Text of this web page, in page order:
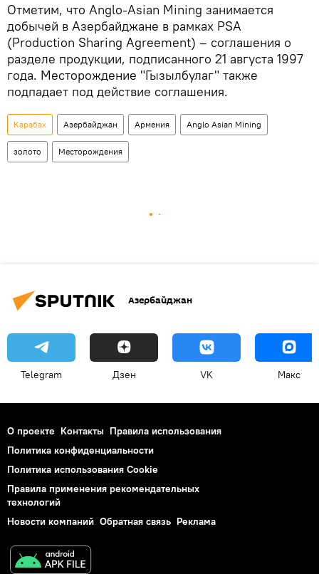
Отметим, что Anglo-Asian Mining занимается
добычей в Азербайджане в рамках PSA
(Production Sharing Agreement) – соглашения о
разделе продукции, подписанного 21 августа 1997
года. Месторождение "Гызылбулаг" также
подпадает под действие соглашения.
Карабах Азербайджан Армения Anglo Asian Mining
золото Месторождения
Азербайджан
Telegram Дзен VK Макс
О проекте Контакты Правила использования
Политика конфиденциальности
Политика использования Cookie
Правила применения рекомендательных
технологий
Новости компаний Обратная связь Реклама